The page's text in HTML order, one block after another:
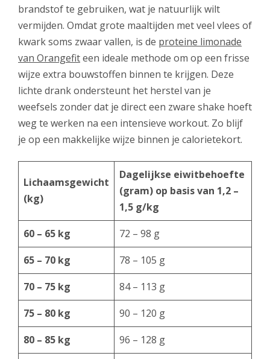
brandstof te gebruiken, wat je natuurlijk wilt
vermijden. Omdat grote maaltijden met veel vlees of
kwark soms zwaar vallen, is de proteine limonade
van Orangefiteen ideale methode om op een frisse
wijze extra bouwstoffen binnen te krijgen. Deze
lichte drank ondersteunt het herstel van je
weefsels zonder dat je direct een zware shake hoeft
weg te werken na een intensieve workout. Zo blijf
je op een makkelijke wijze binnen je calorietekort.
Lichaamsgewicht
(kg)
Dagelijkse eiwitbehoefte
(gram) op basis van 1,2 –
1,5 g/kg
60 – 65 kg
72 – 98 g
65 – 70 kg
78 – 105 g
70 – 75 kg
84 – 113 g
75 – 80 kg
90 – 120 g
80 – 85 kg
96 – 128 g